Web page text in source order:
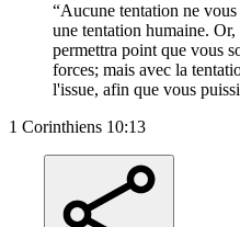
“Aucune tentation ne
une tentation humaine.
permettra point que vous
forces; mais avec la
l'issue, afin que vous
1 Corinthiens 10:13